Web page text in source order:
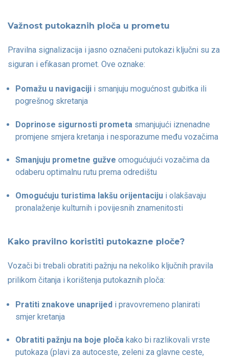
Važnost putokaznih ploča u prometu
Pravilna signalizacija i jasno označeni putokazi ključni su za
siguran i efikasan promet. Ove oznake:
Pomažu u navigaciji i smanjuju mogućnost gubitka ili
pogrešnog skretanja
Doprinose sigurnosti prometa smanjujući iznenadne
promjene smjera kretanja i nesporazume među vozačima
Smanjuju prometne gužve omogućujući vozačima da
odaberu optimalnu rutu prema odredištu
Omogućuju turistima lakšu orijentaciju i olakšavaju
pronalaženje kulturnih i povijesnih znamenitosti
Kako pravilno koristiti putokazne ploče?
Vozači bi trebali obratiti pažnju na nekoliko ključnih pravila
prilikom čitanja i korištenja putokaznih ploča:
Pratiti znakove unaprijed i pravovremeno planirati
smjer kretanja
Obratiti pažnju na boje ploča kako bi razlikovali vrste
putokaza (plavi za autoceste, zeleni za glavne ceste,